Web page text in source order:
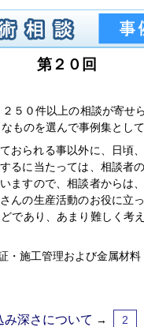
第２０回
５０件以上の相談が寄せ
ものを選んで事例集とし
おられる事以外に、日頃
るに当たっては、相談者
ますので、相談者からは
んの生産活動のお役に立
であり、あまり難しく考
・施工管理および金属材
深さについて → 2